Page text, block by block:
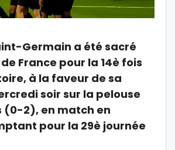
Germain a été sacré
France pour la 14è fois
à la faveur de sa
soir sur la pelouse
(0-2), en match en
pour la 29è journée